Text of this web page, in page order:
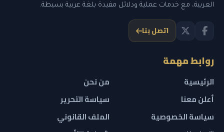
العربية، مع خدمات عملية ودلائل مفيدة بلغة عربية بسيطة.
اتصل بنا
روابط مهمة
الرئيسية
من نحن
أعلن معنا
سياسة التحرير
سياسة الخصوصية
الملف القانوني